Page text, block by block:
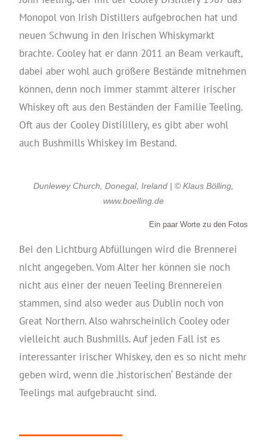
Monopol von Irish Distillers aufgebrochen hat und
neuen Schwung in den irischen Whiskymarkt
brachte. Cooley hat er dann 2011 an Beam verkauft,
dabei aber wohl auch größere Bestände mitnehmen
können, denn noch immer stammt älterer irischer
Whiskey oft aus den Beständen der Familie Teeling.
Oft aus der Cooley Distilillery, es gibt aber wohl
auch Bushmills Whiskey im Bestand.
Dunlewey Church, Donegal, Ireland | © Klaus Bölling,
www.boelling.de
Ein paar Worte zu den Fotos
Bei den Lichtburg Abfüllungen wird die Brennerei
nicht angegeben. Vom Alter her können sie noch
nicht aus einer der neuen Teeling Brennereien
stammen, sind also weder aus Dublin noch von
Great Northern. Also wahrscheinlich Cooley oder
vielleicht auch Bushmills. Auf jeden Fall ist es
interessanter irischer Whiskey, den es so nicht mehr
geben wird, wenn die ‚historischen‘ Bestände der
Teelings mal aufgebraucht sind.